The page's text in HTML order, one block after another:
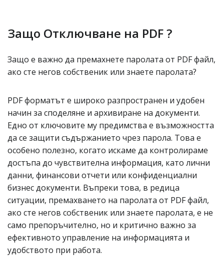
Защо Отключване на PDF ?
Защо е важно да премахнете паролата от PDF файл,
ако сте негов собственик или знаете паролата?
PDF форматът е широко разпространен и удобен
начин за споделяне и архивиране на документи.
Едно от ключовите му предимства е възможността
да се защити съдържанието чрез парола. Това е
особено полезно, когато искаме да контролираме
достъпа до чувствителна информация, като лични
данни, финансови отчети или конфиденциални
бизнес документи. Въпреки това, в редица
ситуации, премахването на паролата от PDF файл,
ако сте негов собственик или знаете паролата, е не
само препоръчително, но и критично важно за
ефективното управление на информацията и
удобството при работа.